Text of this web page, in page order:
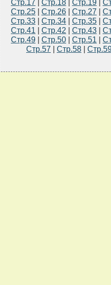
Стр.17 | Стр.18 | Стр.19 |
Стр.25 | Стр.26 | Стр.27 |
Стр.33 | Стр.34 | Стр.35 |
Стр.41 | Стр.42 | Стр.43 |
Стр.49 | Стр.50 | Стр.51 |
Стр.57 | Стр.58 |